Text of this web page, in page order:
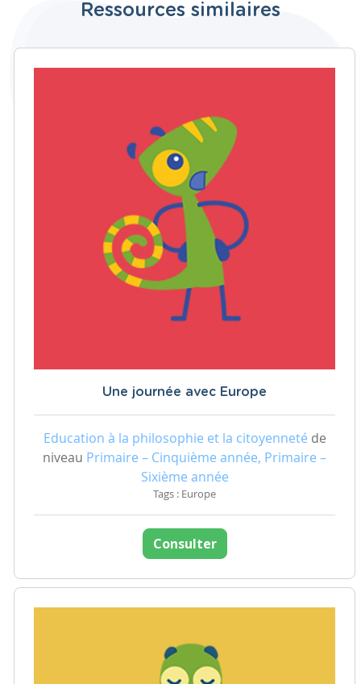
Ressources similaires
Une journée avec Europe
Education à la philosophie et la citoyenneté de
niveau Primaire – Cinquième année, Primaire –
Sixième année
Tags : Europe
Consulter